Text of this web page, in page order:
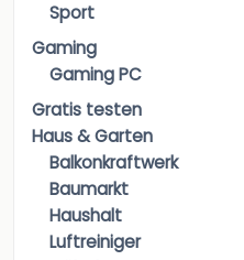
Sport
Gaming
Gaming PC
Gratis testen
Haus & Garten
Balkonkraftwerk
Baumarkt
Haushalt
Luftreiniger